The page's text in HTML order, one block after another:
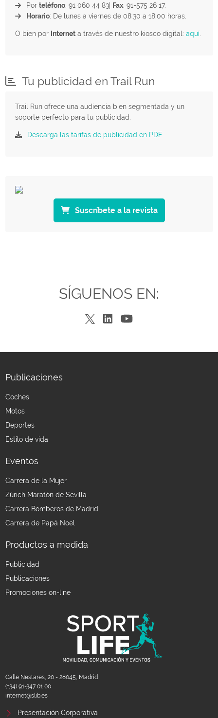
Por teléfono: 91 060 44 83| Fax: 91-575 26 17.
Horario: De lunes a viernes de 08:30 a 18:00 horas.
O bien por Interneta través de nuestro kiosco digital: aquí.
Tu publicidad en Trail Run
Trail Run ofrece una audiencia bien segmentada y un
soporte perfecto para tu publicidad.
Descarga las tarifas de publicidad en PDF
Suscríbete a la revista
SÍGUENOS EN:
Publicaciones
Coches
Motos
Deportes
Estilo de vida
Eventos
Carrera de la Mujer
Zúrich Maratón de Sevilla
Carrera Bomberos de Madrid
Carrera de Papá Noel
Productos a medida
Publicidad
Publicaciones
Promociones on-line
Calle Nestares, 20 - 28045, Madrid
(+34) 91-347 01 00
internet@slib.es
Presentación Corporativa